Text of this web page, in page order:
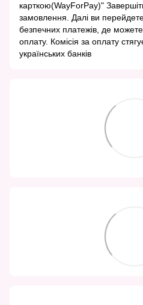
карткою(WayForPay)"
замовлення. Далі ви
безпечних платежів, де можете
оплату. Комісія за оплату
українських банків